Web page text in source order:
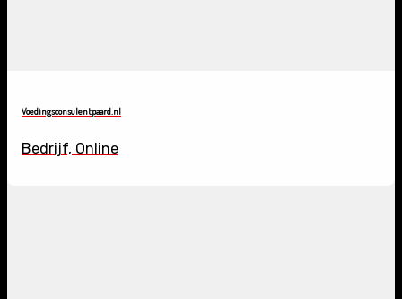
Voedingsconsulentpaard.nl
Bedrijf, Online